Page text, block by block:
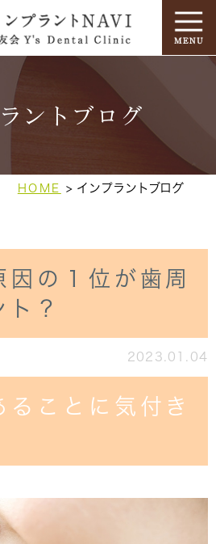
ントブログ
HOME インプラントブログ
因の１位が歯周
？
2023.01.04
ることに気付き